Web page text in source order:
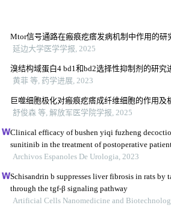
Mtor信号通路在瘢痕疙瘩发病机制中作用的研
延边大学医学学报, 2025
溴结构域蛋白4 bd1和bd2选择性抑制剂的研究
黄菲 等, 药学进展, 2023
巨噬细胞极化对瘢痕疙瘩成纤维细胞的作用及
舒俊森 等, 解放军医学院学报, 2025
Clinical efficacy of bushen yiqi fuzheng
sunitinib in the treatment of postoperative
carcinoma and its influence on their immune
Archivos Espanoles De Urologia, 2023
Schisandrin b suppresses liver fibrosis in rats by
through the tgf-β signaling pathway
Artificial Cells Nanomedicine and